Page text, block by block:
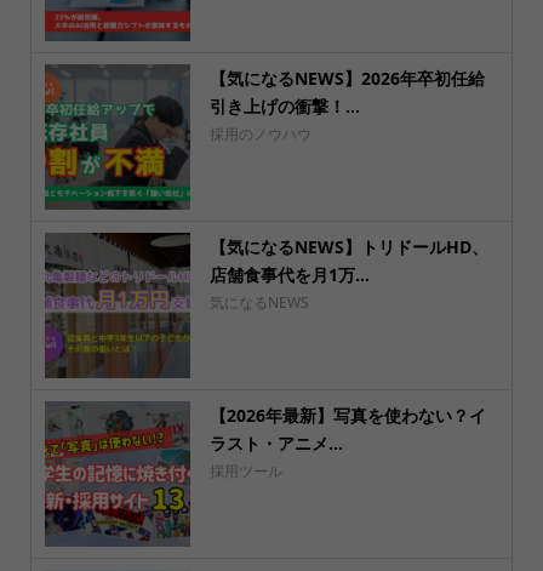
【気になるNEWS】2026年卒初任給
引き上げの衝撃！...
採用のノウハウ
【気になるNEWS】トリドールHD、
店舗食事代を月1万...
気になるNEWS
【2026年最新】写真を使わない？イ
ラスト・アニメ...
採用ツール